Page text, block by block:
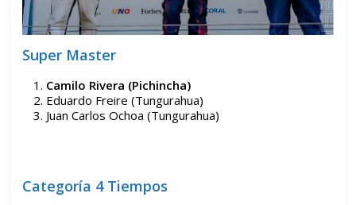
Super Master
Camilo Rivera (Pichincha)
Eduardo Freire (Tungurahua)
Juan Carlos Ochoa (Tungurahua)
Categoría 4 Tiempos